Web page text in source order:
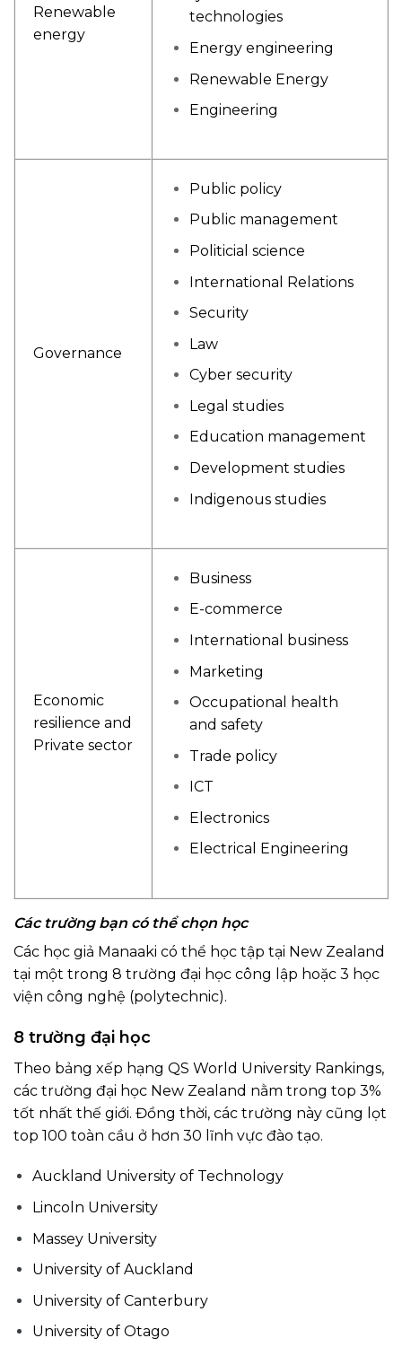
Renewable
energy
technologies
Energy engineering
Renewable Energy
Engineering
Governance
Public policy
Public management
Politicial science
International Relations
Security
Law
Cyber security
Legal studies
Education management
Development studies
Indigenous studies
Economic
resilience and
Private sector
Business
E-commerce
International business
Marketing
Occupational health
and safety
Trade policy
ICT
Electronics
Electrical
Engineering
Các trường bạn có thể chọn học
Các học giả Manaaki có thể học tập tại New Zealand
tại một trong 8 trường đại học công lập hoặc 3 học
viện công nghệ (polytechnic).
8 trường đại học
Theo bảng xếp hạng QS World University Rankings,
các trường đại học New Zealand nằm trong top 3%
tốt nhất thế giới. Đồng thời, các trường này cũng lọt
top 100 toàn cầu ở hơn 30 lĩnh vực đào tạo.
Auckland University of Technology
Lincoln University
Massey University
University of Auckland
University of Canterbury
University of Otago